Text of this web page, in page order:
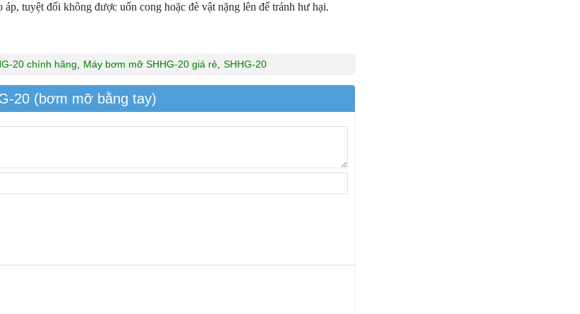
tuyệt đối không được uốn cong hoặc đè vật nặng lên để tránh hư hại.
20 chính hãng Máy bơm mỡ SHHG-20 giá rẻ SHHG-20
20 (bơm mỡ bằng tay)